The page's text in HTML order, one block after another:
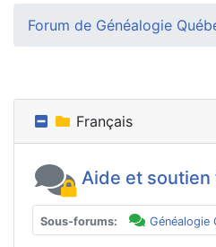
Forum de Généalogie
Français
Aide et soutien
Sous-forums: Généalogie